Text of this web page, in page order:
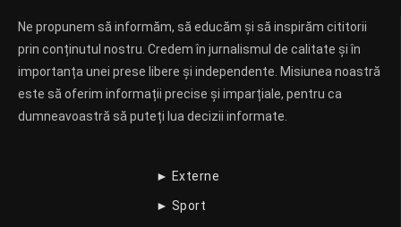
Ne propunem să informăm, să educăm și să inspirăm cititorii
prin conținutul nostru. Credem în jurnalismul de calitate și în
importanța unei prese libere și independente. Misiunea noastră
este să oferim informații precise și imparțiale, pentru ca
dumneavoastră să puteți lua decizii informate.
► Externe
► Sport